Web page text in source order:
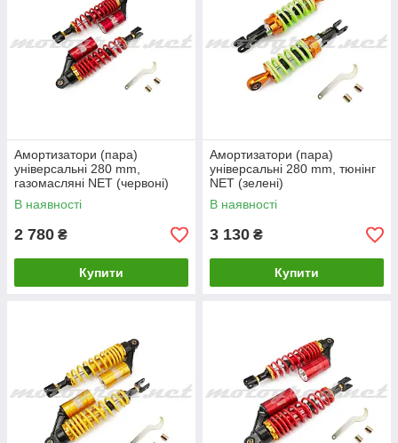
Амортизатори (пара)
універсальні 280 mm,
газомасляні NET (червоні)
Antisk002)
В наявності
2 780 ₴
Купити
Амортизатори (пара)
універсальні 280 mm, тюнінг
NET (зелені)
В наявності
3 130 ₴
Купити